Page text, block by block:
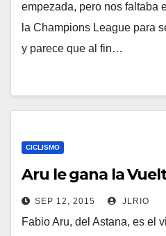
empezada, pero nos faltaba
la Champions League para
y parece que al fin…
CICLISMO
Aru le gana la
SEP 12, 2015 JLRIO
Fabio Aru, del Astana, es el